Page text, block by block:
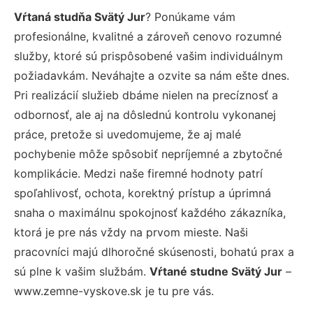
Vŕtaná studňa Svätý Jur? Ponúkame vám
profesionálne, kvalitné a zároveň cenovo rozumné
služby, ktoré sú prispôsobené vašim individuálnym
požiadavkám. Neváhajte a ozvite sa nám ešte dnes.
Pri realizácií služieb dbáme nielen na precíznosť a
odbornosť, ale aj na dôslednú kontrolu vykonanej
práce, pretože si uvedomujeme, že aj malé
pochybenie môže spôsobiť nepríjemné a zbytočné
komplikácie. Medzi naše firemné hodnoty patrí
spoľahlivosť, ochota, korektný prístup a úprimná
snaha o maximálnu spokojnosť každého zákazníka,
ktorá je pre nás vždy na prvom mieste. Naši
pracovníci majú dlhoročné skúsenosti, bohatú prax a
sú plne k vašim službám. Vŕtané studne Svätý Jur –
www.zemne-vyskove.sk je tu pre vás.